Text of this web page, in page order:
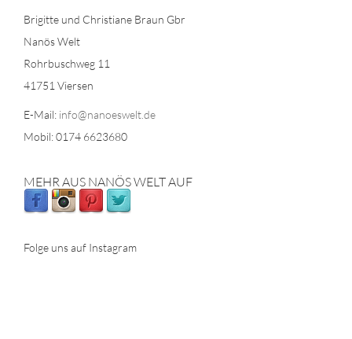
Brigitte und Christiane Braun Gbr
Nanös Welt
Rohrbuschweg 11
41751 Viersen
E-Mail: info@nanoeswelt.de
Mobil: 0174 6623680
MEHR AUS NANÖS WELT AUF
Folge uns auf Instagram